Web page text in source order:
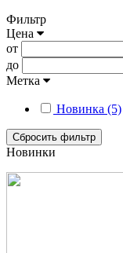
Фильтр
Цена
от
до
Метка
Новинка (5)
Сбросить фильтр
Новинки